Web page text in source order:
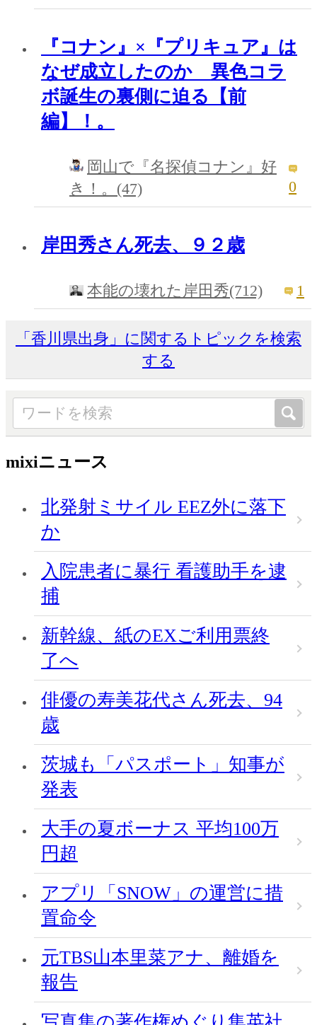
『コナン』×『プリキュア』は
なぜ成立したのか 異色コラ
ボ誕生の裏側に迫る【前
編】！。
岡山で『名探偵コナン』好
き！。(47)
0
岸田秀さん死去、９２歳
本能の壊れた岸田秀(712) 1
「香川県出身」に関するトピックを検索
する
mixiニュース
北発射ミサイル EEZ外に落下
か
入院患者に暴行 看護助手を逮
捕
新幹線、紙のEXご利用票終
了へ
俳優の寿美花代さん死去、94
歳
茨城も「パスポート」知事が
発表
大手の夏ボーナス 平均100万
円超
アプリ「SNOW」の運営に措
置命令
元TBS山本里菜アナ、離婚を
報告